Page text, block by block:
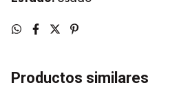
Productos similares